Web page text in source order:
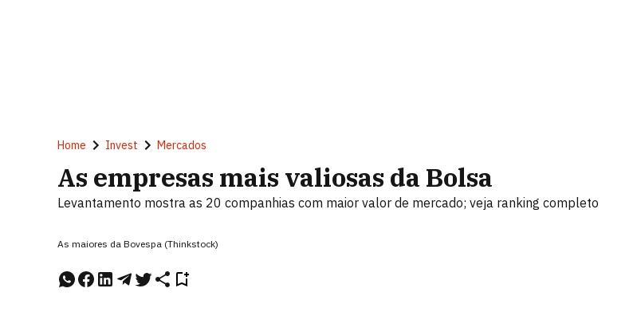
Home Invest Mercados
As empresas mais valiosas da Bolsa
Levantamento mostra as 20 companhias com maior valor de mercado; veja ranking completo
As maiores da Bovespa (Thinkstock)